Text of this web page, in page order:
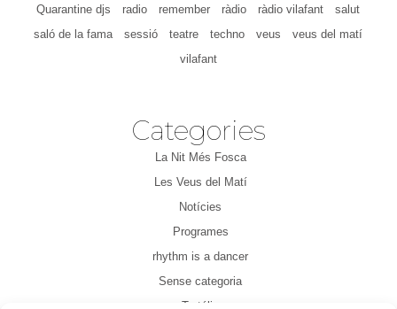
Quarantine djs
radio remember ràdio ràdio vilafant
salut
saló de la fama
sessió teatre techno veus
veus del matí
vilafant
Categories
La Nit Més Fosca
Les Veus del Matí
Notícies
Programes
rhythm is a dancer
Sense categoria
Tertúlia